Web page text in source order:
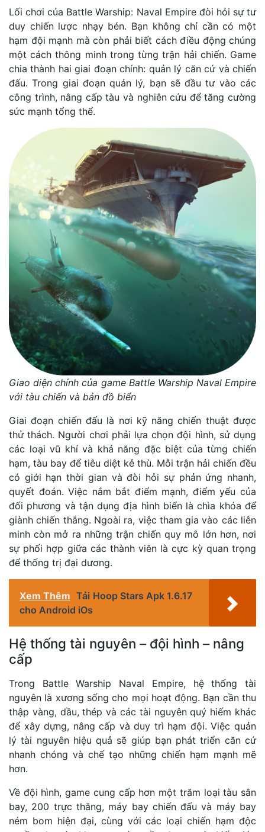
Lối chơi của Battle Warship: Naval Empire đòi hỏi sự tư
duy chiến lược nhạy bén. Bạn không chỉ cần có một
hạm đội mạnh mà còn phải biết cách điều động chúng
một cách thông minh trong từng trận hải chiến. Game
chia thành hai giai đoạn chính: quản lý căn cứ và chiến
đấu. Trong giai đoạn quản lý, bạn sẽ đầu tư vào các
công trình, nâng cấp tàu và nghiên cứu để tăng cường
sức mạnh tổng thể.
Giao diện chính của game Battle Warship Naval Empire
với tàu chiến và bản đồ biển
Giai đoạn chiến đấu là nơi kỹ năng chiến thuật được
thử thách. Người chơi phải lựa chọn đội hình, sử dụng
các loại vũ khí và khả năng đặc biệt của từng chiến
hạm, tàu bay để tiêu diệt kẻ thù. Mỗi trận hải chiến đều
có giới hạn thời gian và đòi hỏi sự phản ứng nhanh,
quyết đoán. Việc nắm bắt điểm mạnh, điểm yếu của
đối phương và tận dụng địa hình biển là chìa khóa để
giành chiến thắng. Ngoài ra, việc tham gia vào các liên
minh còn mở ra những trận chiến quy mô lớn hơn, nơi
sự phối hợp giữa các thành viên là cực kỳ quan trọng
để thống trị đại dương.
Xem Thêm Tải Hoop Stars Apk 1.6.17
cho Android iOs
Hệ thống tài nguyên – đội hình – nâng
cấp
Trong Battle Warship Naval Empire, hệ thống tài
nguyên là xương sống cho mọi hoạt động. Bạn cần thu
thập vàng, dầu, thép và các tài nguyên quý hiếm khác
để xây dựng, nâng cấp và duy trì hạm đội. Việc quản
lý tài nguyên hiệu quả sẽ giúp bạn phát triển căn cứ
nhanh chóng và chế tạo những chiến hạm mạnh mẽ
hơn.
Về đội hình, game cung cấp hơn một trăm loại tàu sân
bay, 200 trực thăng, máy bay chiến đấu và máy bay
ném bom hiện đại, cùng với các loại chiến hạm độc